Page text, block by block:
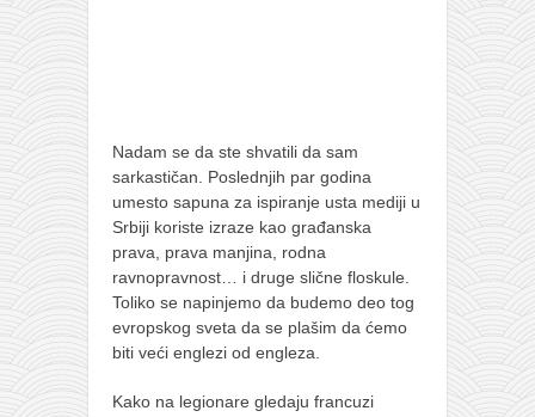
tsunami dojo
članarina
kontakt
besplatna e-knjiga
termini treninga
moja priča
moja priča
fotke
Nadam se da ste shvatili da sam
sarkastičan. Poslednjih par godina
umesto sapuna za ispiranje usta mediji u
Srbiji koriste izraze kao građanska
prava, prava manjina, rodna
ravnopravnost… i druge slične floskule.
Toliko se napinjemo da budemo deo tog
evropskog sveta da se plašim da ćemo
biti veći englezi od engleza.
Kako na legionare gledaju francuzi